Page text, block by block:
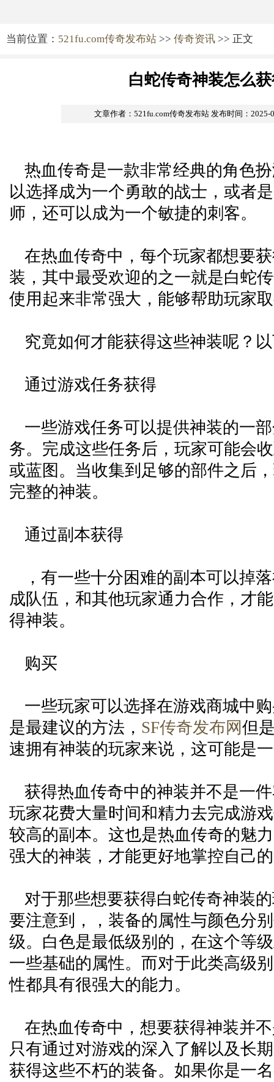
当前位置： 521fu.com传奇发布站 >> 传奇资讯 >> 正文
白蛇传奇神装怎么
文章作者：521fu.com传奇发布站 发布时间：2025-
热血传奇是一款非常经典的角色
以选择成为一个勇敢的战士，或者
师，还可以成为一个敏捷的刺客。
在热血传奇中，每个玩家都想要
装，其中最受欢迎的之一就是白蛇
使用起来非常强大，能够帮助玩家
究竟如何才能获得这些神装呢？
通过游戏任务获得
一些游戏任务可以提供神装的一
务。完成这些任务后，玩家可能会
或蓝图。当收集到足够的部件之后
完整的神装。
通过副本获得
，有一些十分困难的副本可以掉
成队伍，和其他玩家通力合作，才
得神装。
购买
一些玩家可以选择在游戏商城中
是最建议的方法， SF传奇发布网但
速拥有神装的玩家来说，这可能是
获得热血传奇中的神装并不是一
玩家花费大量时间和精力去完成游
较高的副本。这也是热血传奇的魅
强大的神装，才能更好地掌控自己
对于那些想要获得白蛇传奇神装
要注意到，，装备的属性与颜色分
级。白色是最低级别的，在这个等
一些基础的属性。而对于此类高级
性都具有很强大的能力。
在热血传奇中，想要获得神装并
只有通过对游戏的深入了解以及长
获得这些不朽的装备。如果你是一